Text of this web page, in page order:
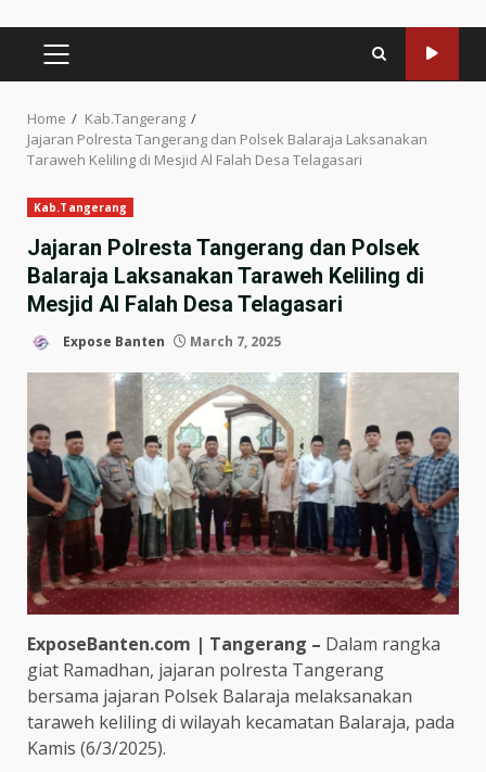
PRIMARY
MENU
Home
Kab.Tangerang
Jajaran Polresta Tangerang dan Polsek Balaraja Laksanakan
Taraweh Keliling di Mesjid Al Falah Desa Telagasari
Kab.Tangerang
Jajaran Polresta Tangerang dan Polsek
Balaraja Laksanakan Taraweh Keliling di
Mesjid Al Falah Desa Telagasari
Expose Banten March 7, 2025
ExposeBanten.com | Tangerang – Dalam rangka
giat Ramadhan, jajaran polresta Tangerang
bersama jajaran Polsek Balaraja melaksanakan
taraweh keliling di wilayah kecamatan Balaraja, pada
Kamis (6/3/2025).